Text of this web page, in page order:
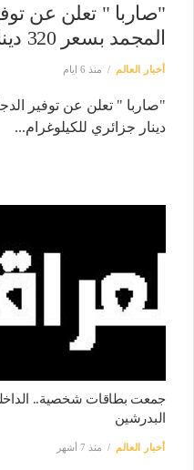
"صاربا " تعلن عن
المجمد بسعر 320 دينار جزائري للكيلوغرام
أخبار العالم منذ 6 ايام
دينار جزائري للكيلوغرام...
جمعت بطاقات شخصية..
البدرشين
أخبار العالم منذ 7 أشهر